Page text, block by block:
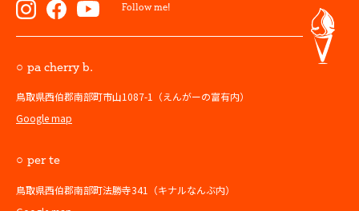
Follow me!
pa cherry b.
鳥取県西伯郡南部町市山1087-1（えんがーの富有内）
Google map
per te
鳥取県西伯郡南部町法勝寺341（キナルなんぶ内）